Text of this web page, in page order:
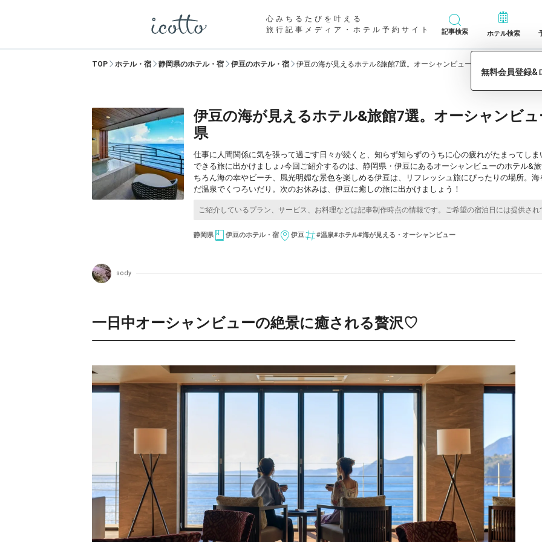
心みちるたびを叶える
旅行記事メディア・ホテル予約サイト
記事検索 ホテル検索
TOP ホテル・宿 静岡県のホテル・宿 伊豆のホテル・宿 伊豆の海が見えるホテル&旅館7選。オーシャンビューと温泉に癒されて／
伊豆の海が見えるホテル&旅館7選。オーシャンビ
県
仕事に人間関係に気を張って過ごす日々が続くと、知らず知らずのうちに心の疲れがたまってし
できる旅に出かけましょ♪今回ご紹介するのは、静岡県・伊豆にあるオーシャンビューのホテル&
ちろん海の幸やビーチ、風光明媚な景色を楽しめる伊豆は、リフレッシュ旅にぴったりの場所。
だ温泉でくつろいだり。次のお休みは、伊豆に癒しの旅に出かけましょう！
静岡県 伊豆のホテル・宿 伊豆 #温泉#ホテル#海が見える・オーシャンビュー
sody
一日中オーシャンビューの絶景に癒される贅沢♡